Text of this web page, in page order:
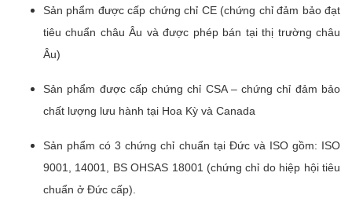
Sản phẩm được cấp chứng chỉ CE (chứng chỉ đảm bảo đạt
tiêu chuẩn châu Âu và được phép bán tại thị trường châu
Âu)
Sản phẩm được cấp chứng chỉ CSA – chứng chỉ đảm bảo
chất lượng lưu hành tại Hoa Kỳ và Canada
Sản phẩm có 3 chứng chỉ chuẩn tại Đức và ISO gồm: ISO
9001, 14001, BS OHSAS 18001 (chứng chỉ do hiệp hội tiêu
chuẩn ở Đức cấp).